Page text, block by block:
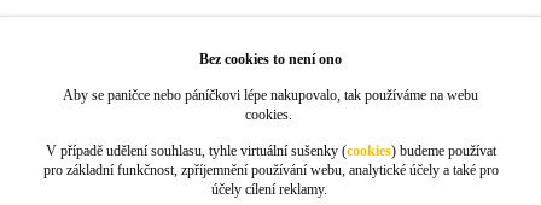
info@jackie-shop.cz
Bez cookies to není ono
Aby se paničce nebo páníčkovi lépe nakupovalo, tak používáme na webu
cookies.
V případě udělení souhlasu, tyhle virtuální sušenky (cookies) budeme používat
pro základní funkčnost, zpříjemnění používání webu, analytické účely a také pro
účely cílení reklamy.